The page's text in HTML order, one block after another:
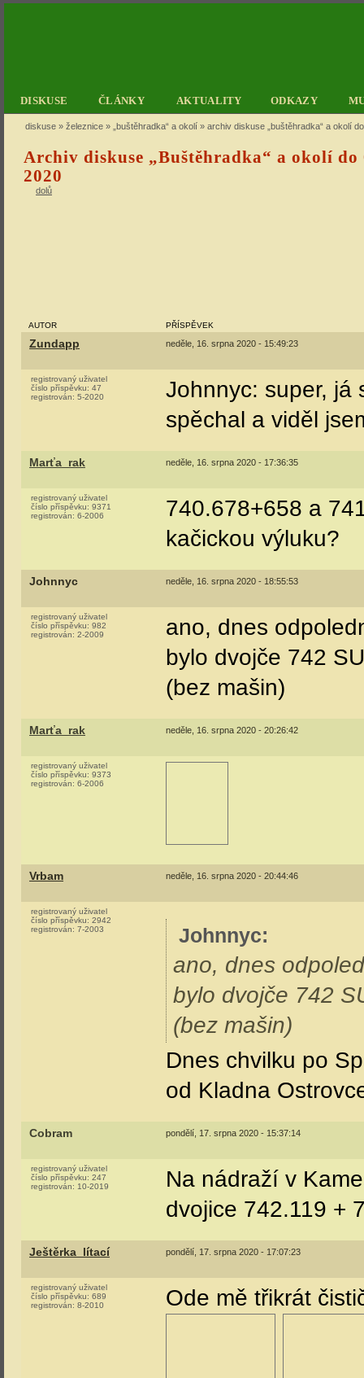
DISKUSE ČLÁNKY AKTUALITY ODKAZY
diskuse » železnice » „buštěhradka“ a okolí » archiv diskuse „buštěhradka“ a okolí
Archiv diskuse „Buštěhradka“ a okolí do
2020
dolů
AUTOR PŘÍSPĚVEK
Zundapp neděle, 16. srpna 2020 - 15:49:23
registrovaný uživatel
číslo příspěvku: 47
registrován: 5-2020
Johnnyc: super, já
spěchal a viděl
Marťa_rak neděle, 16. srpna 2020 - 17:36:35
registrovaný uživatel
číslo příspěvku: 9371
registrován: 6-2006
740.678+658 a
kačickou výluku?
Johnnyc neděle, 16. srpna 2020 - 18:55:53
registrovaný uživatel
číslo příspěvku: 982
registrován: 2-2009
ano, dnes
bylo dvojče 742
(bez mašin)
Marťa_rak neděle, 16. srpna 2020 - 20:26:42
registrovaný uživatel
číslo příspěvku: 9373
registrován: 6-2006
Vrbam neděle, 16. srpna 2020 - 20:44:46
registrovaný uživatel
číslo příspěvku: 2942
registrován: 7-2003 Johnnyc:
ano, dnes
bylo dvojče 742
(bez mašin)
Dnes chvilku po
od Kladna
Cobram pondělí, 17. srpna 2020 - 15:37:14
registrovaný uživatel
číslo příspěvku: 247
registrován: 10-2019
Na nádraží v
dvojice 742.119 +
Ještěrka_lítací pondělí, 17. srpna 2020 - 17:07:23
registrovaný uživatel
číslo příspěvku: 689
registrován: 8-2010 Ode mě třikrát